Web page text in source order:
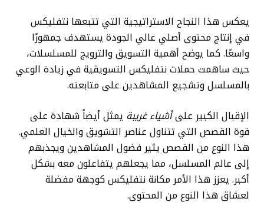
يعكس هذا النجاح الاستراتيجية التي تتبعها نتفليكس
في إنتاج محتوى أصلي عالي الجودة يستهدف جمهورًا
واسعًا. كما يوضح أهمية التسويق والترويج للمسلسلات،
حيث ساهمت حملات نتفليكس التسويقية في زيادة الوعي
بالمسلسل وتشجيع المشاهدين على متابعته.
الإقبال الكبير علىأشياء غريبة يمثل أيضاً شهادة على
قوة القصص التي تتناول عناصر التشويق والخيال العلمي.
هذا النوع من القصص يثير فضول المشاهدين ويجذبهم
إلى عالم المسلسل، مما يجعلهم يتفاعلون معه بشكل
أكبر. يعزز هذا الأمر مكانة نتفليكس كوجهة مفضلة
لعشاق هذا النوع من المحتوى.